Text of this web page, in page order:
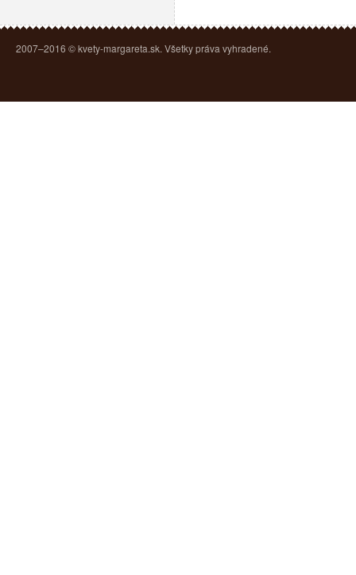
2007–2016 © kvety-margareta.sk. Všetky práva vyhradené.